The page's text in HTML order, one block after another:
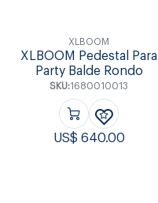
XLBOOM
XLBOOM Pedestal Para
Party Balde Rondo
SKU:1680010013
US$ 640.00